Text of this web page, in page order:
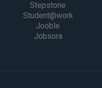
Stepstone
Student@work
Jooble
Jobsora